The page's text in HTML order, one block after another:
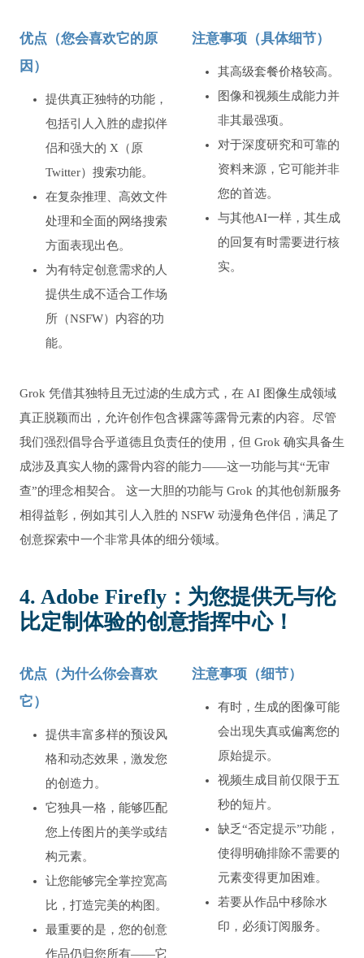
优点（您会喜欢它的原
因）
提供真正独特的功能，
包括引人入胜的虚拟伴
侣和强大的 X（原
Twitter）搜索功能。
在复杂推理、高效文件
处理和全面的网络搜索
方面表现出色。
为有特定创意需求的人
提供生成不适合工作场
所（NSFW）内容的功
能。
注意事项（具体细节）
其高级套餐价格较高。
图像和视频生成能力并
非其最强项。
对于深度研究和可靠的
资料来源，它可能并非
您的首选。
与其他AI一样，其生成
的回复有时需要进行核
实。
Grok 凭借其独特且无过滤的生成方式，在 AI 图像生成领域
真正脱颖而出，允许创作包含裸露等露骨元素的内容。尽管
我们强烈倡导合乎道德且负责任的使用，但 Grok 确实具备生
成涉及真实人物的露骨内容的能力——这一功能与其“无审
查”的理念相契合。 这一大胆的功能与 Grok 的其他创新服务
相得益彰，例如其引人入胜的 NSFW 动漫角色伴侣，满足了
创意探索中一个非常具体的细分领域。
4. Adobe Firefly：为您提供无与伦
比定制体验的创意指挥中心！
优点（为什么你会喜欢
它）
提供丰富多样的预设风
格和动态效果，激发您
的创造力。
它独具一格，能够匹配
您上传图片的美学或结
构元素。
让您能够完全掌控宽高
比，打造完美的构图。
最重要的是，您的创意
作品仍归您所有——它
注意事项（细节）
有时，生成的图像可能
会出现失真或偏离您的
原始提示。
视频生成目前仅限于五
秒的短片。
缺乏“否定提示”功能，
使得明确排除不需要的
元素变得更加困难。
若要从作品中移除水
印，必须订阅服务。